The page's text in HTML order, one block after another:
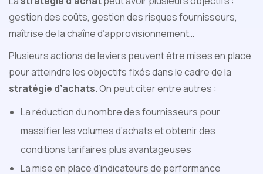
gestion des coûts, gestion des risques fournisseurs,
maîtrise de la chaîne d’approvisionnement…
Plusieurs actions de leviers peuvent être mises en place
pour atteindre les objectifs fixés dans le cadre de la
stratégie d’achats. On peut citer entre autres :
La réduction du nombre des fournisseurs pour
massifier les volumes d’achats et obtenir des
conditions tarifaires plus avantageuses
La mise en place d’indicateurs de performance